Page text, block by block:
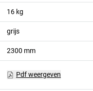
16 kg
grijs
2300 mm
Pdf weergeven